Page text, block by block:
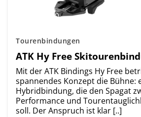
Tourenbindungen
ATK Hy Free
Mit der ATK Bindings Hy Free
spannendes Konzept die Bühne:
Hybridbindung, die den Spagat
Performance und
soll. Der Anspruch ist klar [..]